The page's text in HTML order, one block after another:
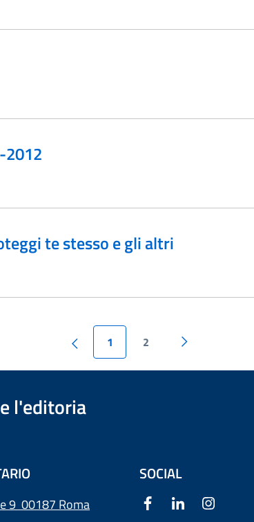
2012
te stesso e gli altri
1 2
l'editoria
9 00187 Roma
SOCIAL